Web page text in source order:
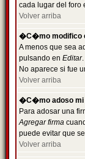
cada lugar del
Volver arriba
�C�mo modifico
A menos que sea
pulsando en Editar
No aparece si fue
Volver arriba
�C�mo adoso mi
Para adosar una
Agregar firma
puede evitar que
Volver arriba